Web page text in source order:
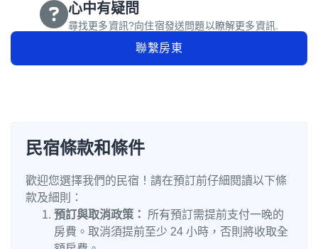
心中有疑問
尋找更多資訊?向住宿發送問題以瞭解更多資訊.
聯繫房東
民宿條款和條件
歡迎您選擇我們的民宿！請在預訂前仔細閱讀以下條
款及細則：
預訂與取消政策：
所有預訂需提前支付一晚的
房費。取消須提前至少 24 小時，否則將收取全